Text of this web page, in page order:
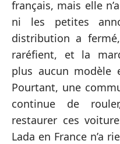
français, mais elle
ni les petites
distribution a
raréfient, et la
plus aucun modèle
Pourtant, une
continue de
restaurer ces
Lada en France n’a